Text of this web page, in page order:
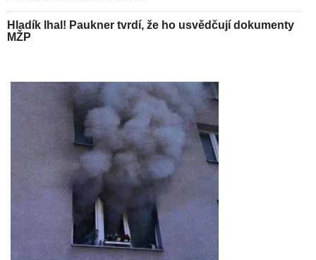
Hladík lhal! Paukner tvrdí, že ho usvědčují dokumenty
MŽP